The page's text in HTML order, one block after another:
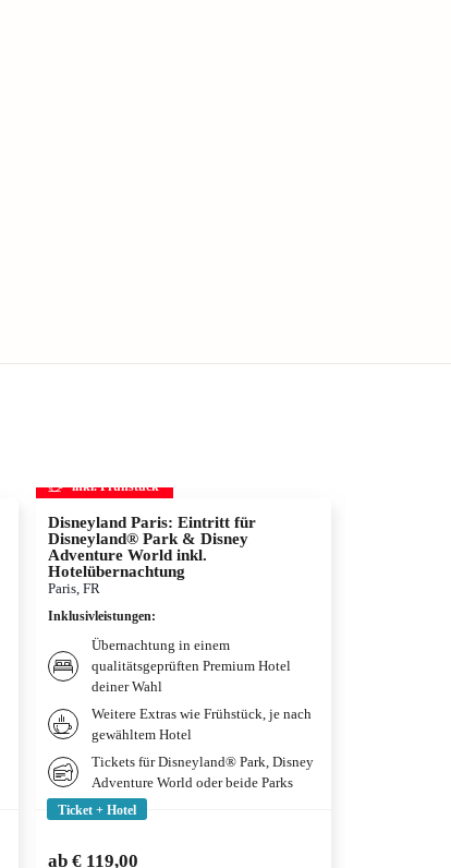
inkl. Frühstück
Disneyland Paris: Eintritt für
Disneyland® Park & Disney
Adventure World inkl.
Hotelübernachtung
Paris, FR
Inklusivleistungen:
Übernachtung in einem
qualitätsgeprüften Premium Hotel
deiner Wahl
Weitere Extras wie Frühstück, je nach
gewähltem Hotel
Tickets für Disneyland® Park, Disney
Adventure World oder beide Parks
Ticket + Hotel
ab € 119,00